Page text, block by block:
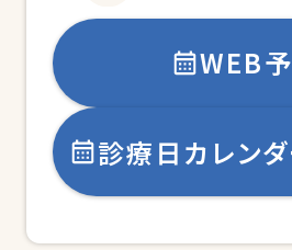
WEB
診療日カレン